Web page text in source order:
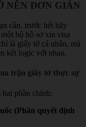
NÊN ĐƠN GIẢN
cần, trước hết hãy
bộ hồ sơ xin visa
là giấy tờ cá nhân, mà
kết logic với nhau.
trận giấy tờ thực sự
phần chính:
(Phần quyết định